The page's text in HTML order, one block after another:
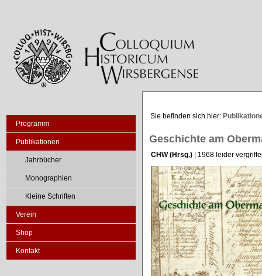
Programm
Publikationen
Jahrbücher
Monographien
Kleine Schriften
Verein
Shop
Kontakt
Sie befinden sich hier:
Geschichte am
CHW (Hrsg.) | 1968 leider